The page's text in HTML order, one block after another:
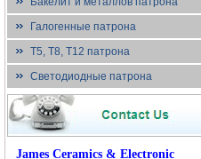
Галогенные патрона
T5, T8, T12 патрона
Светодиодные патрона
James Ceramics & Electronic